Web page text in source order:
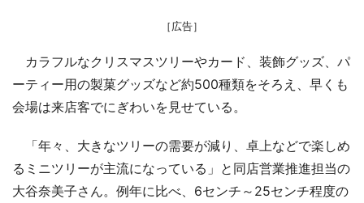
［広告］
カラフルなクリスマスツリーやカード、装飾グッズ、パ
ーティー用の製菓グッズなど約500種類をそろえ、早くも
会場は来店客でにぎわいを見せている。
「年々、大きなツリーの需要が減り、卓上などで楽しめ
るミニツリーが主流になっている」と同店営業推進担当の
大谷奈美子さん。例年に比べ、6センチ～25センチ程度の